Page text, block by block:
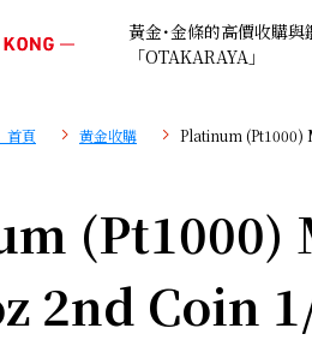
黃金･金條的高價收購
「OTAKARAYA」
首頁 黄金收購 Platinum (Pt1000)
(Pt1000)
2nd Coin